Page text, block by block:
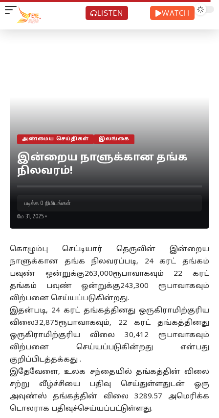
LISTEN WATCH
அண்மைய செய்திகள் இலங்கை
இன்றைய நாளுக்கான தங்க
நிலவரம்!
மே 31, 2025
படிக்க 0 நிமிடங்கள்
கொழும்பு செட்டியார் தெருவின் இன்றைய
நாளுக்கான தங்க நிலவரப்படி, 24 கரட் தங்கம்
பவுண் ஒன்றுக்கு263,000ரூபாவாகவும் 22 கரட்
தங்கம் பவுண் ஒன்றுக்கு243,300 ரூபாவாகவும்
விற்பனை செய்யப்படுகின்றது.
இதன்படி, 24 கரட் தங்கத்தினது ஒருகிராமிற்குரிய
விலை32,875ரூபாவாகவும், 22 கரட் தங்கத்தினது
ஒருகிராமிற்குரிய விலை 30,412 ரூபாவாகவும்
விற்பனை செய்யப்படுகின்றது என்பது
குறிப்பிடத்தக்கது .
இதேவேளை, உலக சந்தையில் தங்கத்தின் விலை
சற்று வீழ்ச்சியை பதிவு செய்துள்ளதுடன் ஒரு
அவுண்ஸ் தங்கத்தின் விலை 3289.57 அமெரிக்க
டொலராக பதிவுச்செய்யப்பட்டுள்ளது.